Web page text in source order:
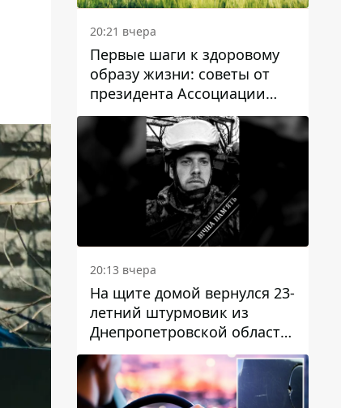
20:21 вчера
Первые шаги к здоровому
образу жизни: советы от
президента Ассоциации
диетологов Украины
20:13 вчера
На щите домой вернулся 23-
летний штурмовик из
Днепропетровской области
Богдан Бескровный